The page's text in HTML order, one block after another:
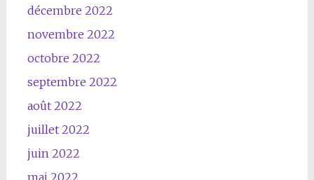
décembre 2022
novembre 2022
octobre 2022
septembre 2022
août 2022
juillet 2022
juin 2022